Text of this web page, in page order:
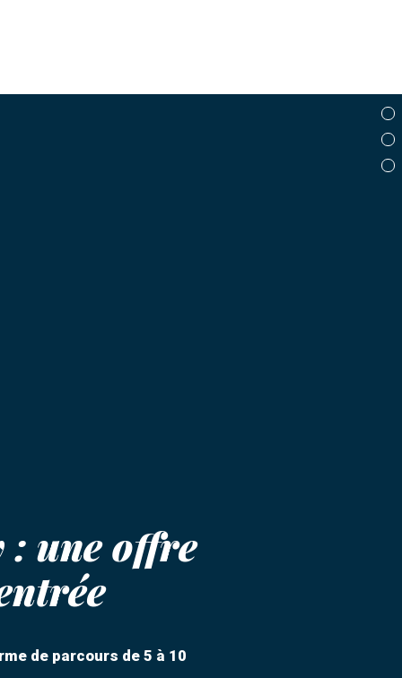
: une offre
de parcours de 5 à 10